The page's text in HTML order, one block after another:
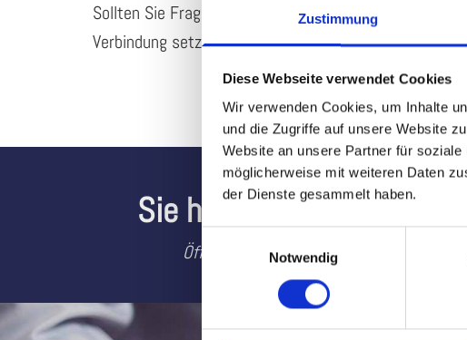
Zustimmung
Diese Webseite verwendet Cookies
Wir verwenden Cookies, um Inhalte
und die Zugriffe auf unsere Website
Website an unsere Partner für
möglicherweise mit weiteren Daten
der Dienste gesammelt haben.
Notwendig
Sollten Sie Fragen zu dieser Thematik haben,
Verbindung setzen.
Sie haben Fragen oder
Öffnungszeiten: Mo - Do: 8.00 -12.30 &